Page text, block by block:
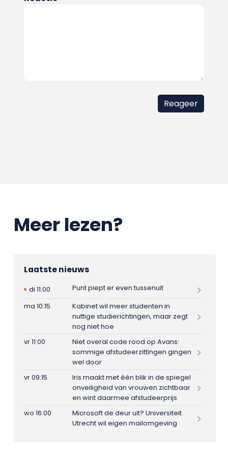
Meer lezen?
Laatste nieuws
di 11:00
Punt piept er even tussenuit
ma 10:15
Kabinet wil meer studenten in
nuttige studierichtingen, maar zegt
nog niet hoe
vr 11:00
Niet overal code rood op Avans:
sommige afstudeerzittingen gingen
wel door
vr 09:15
Iris maakt met één blik in de spiegel
onveiligheid van vrouwen zichtbaar
en wint daarmee afstudeerprijs
wo 16:00
Microsoft de deur uit? Universiteit
Utrecht wil eigen mailomgeving